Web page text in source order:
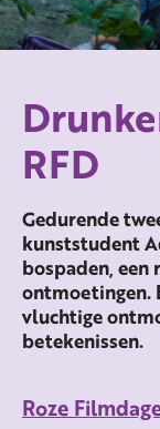
RFD
Gedurende
kunststudent
bospaden, een
ontmoetingen.
vluchtige
betekenissen.
Roze